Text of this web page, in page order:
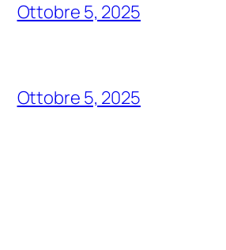
Ottobre 5, 2025
Ottobre 5, 2025